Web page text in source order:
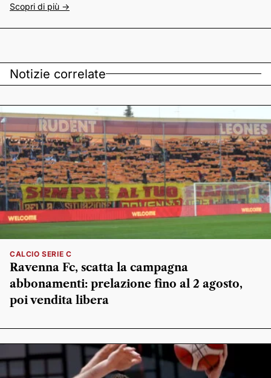
Scopri di più ->
Notizie correlate
CALCIO SERIE C
Ravenna Fc, scatta la campagna
abbonamenti: prelazione fino al 2 agosto,
poi vendita libera